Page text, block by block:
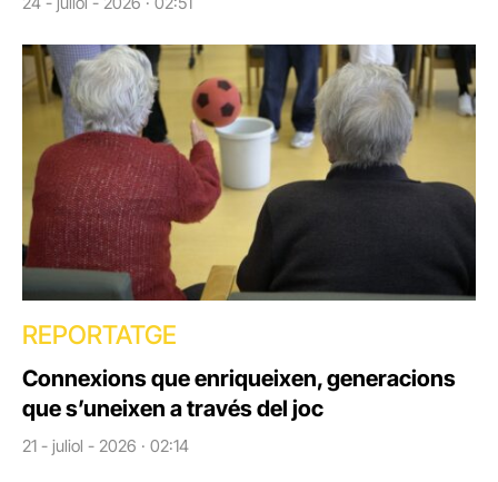
REPORTATGE
Connexions que enriqueixen, generacions
que s’uneixen a través del joc
21 - juliol - 2026 · 02:14